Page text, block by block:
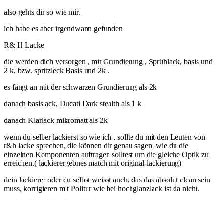
also gehts dir so wie mir.
ich habe es aber irgendwann gefunden
R& H Lacke
die werden dich versorgen , mit Grundierung , Sprühlack, basis und
2 k, bzw. spritzleck Basis und 2k .
es fängt an mit der schwarzen Grundierung als 2k
danach basislack, Ducati Dark stealth als 1 k
danach Klarlack mikromatt als 2k
wenn du selber lackierst so wie ich , sollte du mit den Leuten von
r&h lacke sprechen, die können dir genau sagen, wie du die
einzelnen Komponenten auftragen solltest um die gleiche Optik zu
erreichen.( lackierergebnes match mit original-lackierung)
dein lackierer oder du selbst weisst auch, das das absolut clean sein
muss, korrigieren mit Politur wie bei hochglanzlack ist da nicht.